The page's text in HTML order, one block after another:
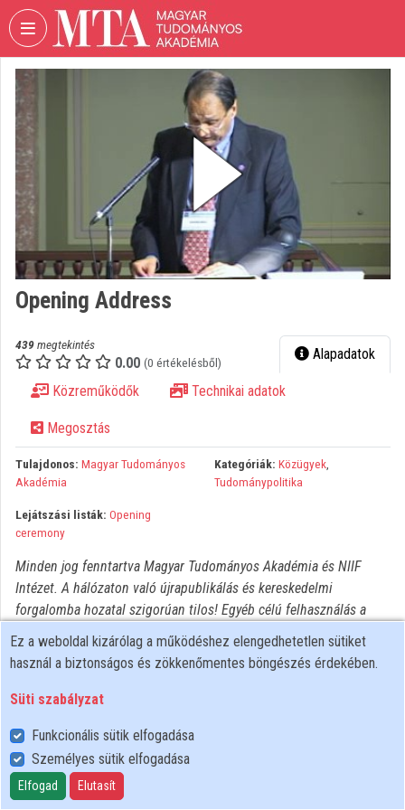
Fejléc kihagyása Menü kihagyása Tartalom kihagyása
MAGYAR
TUDOMÁNYOS
AKADÉMIA
Intézményi kezdőlap
Bejelentkezés
Intézményi listák
Intézmények
Közreműködők
Opening Address
439megtekintés
0.00 (0 értékelésből) Alapadatok
Közreműködők Technikai adatok
Megosztás
Tulajdonos: Magyar Tudományos
Akadémia
Kategóriák: Közügyek,
Tudománypolitika
Lejátszási listák: Opening
ceremony
Minden jog fenntartva Magyar Tudományos Akadémia és NIIF
Intézet. A hálózaton való újrapublikálás és kereskedelmi
forgalomba hozatal szigorúan tilos! Egyéb célú felhasználás a
jogtulajdonos(ok) engedélyéhez kötött.
Felhasználói szabályzat
Adatkezelési tájékoztató
Süti szabályzat
Ez a weboldal kizárólag a működéshez elengedhetetlen sütiket
használ a biztonságos és zökkenőmentes böngészés érdekében.
Süti szabályzat
Funkcionális sütik elfogadása
Személyes sütik elfogadása
Elfogad Elutasít